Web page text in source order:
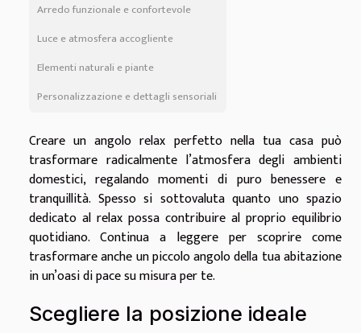
Arredo funzionale e confortevole
Luce e atmosfera accogliente
Elementi naturali e piante
Personalizzazione e dettagli sensoriali
Creare un angolo relax perfetto nella tua casa può
trasformare radicalmente l’atmosfera degli ambienti
domestici, regalando momenti di puro benessere e
tranquillità. Spesso si sottovaluta quanto uno spazio
dedicato al relax possa contribuire al proprio equilibrio
quotidiano. Continua a leggere per scoprire come
trasformare anche un piccolo angolo della tua abitazione
in un’oasi di pace su misura per te.
Scegliere la posizione ideale